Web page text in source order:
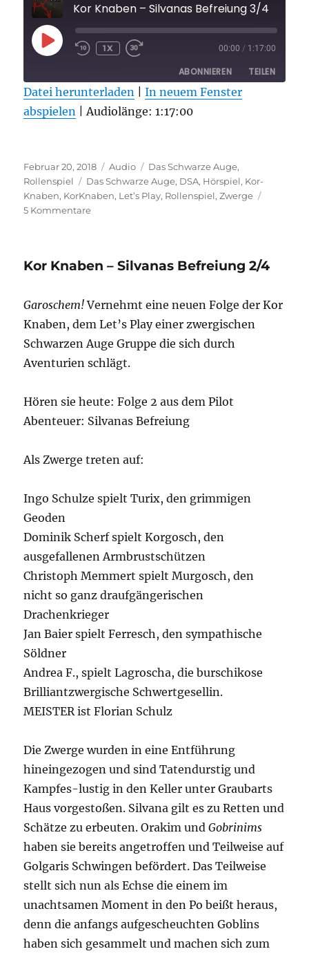
Kor Knaben – Silvanas Befreiung 3/4
PLAY
EPISODE
1X 00:00 / 1:17:00
ABONNIEREN TEILEN
RSS FEED
TEILEN
EMBED
Datei herunterladen |In neuem Fenster
abspielen |Audiolänge: 1:17:00
Veröffentlicht
am
Februar 20, 2018 Format
Audio Kategorien
Das Schwarze Auge,
Rollenspiel
Schlagwörter
Das Schwarze Auge, DSA, Hörspiel, Kor-
Knaben, KorKnaben, Let’s Play, Rollenspiel,Zwerge
5 Kommentarezu
Silvanas
Kor Knaben – Silvanas Befreiung 2/4
Garoschem!Vernehmt eine neuen Folge der Kor
Knaben, dem Let’s Play einer zwergischen
Schwarzen Auge Gruppe die sich durch
Aventurien schlägt.
Hören sie heute: Folge 2 aus dem Pilot
Abenteuer: Silvanas Befreiung
Als Zwerge treten auf:
Ingo Schulze spielt Turix, den grimmigen
Geoden
Dominik Scherf spielt Korgosch, den
ausgefallenen Armbrustschützen
Christoph Memmert spielt Murgosch, den
nicht so ganz draufgängerischen
Drachenkrieger
Jan Baier spielt Ferresch, den sympathische
Söldner
Andrea F., spielt Lagroscha, die burschikose
Brilliantzwergische Schwertgesellin.
MEISTER ist Florian Schulz
Die Zwerge wurden in eine Entführung
hineingezogen und sind Tatendurstig und
Kampfes-lustig in den Keller unter Graubarts
Haus vorgestoßen. Silvana gilt es zu Retten und
Schätze zu erbeuten. Orakim undGobrinims
haben sie bereits angetroffen und Teilweise auf
Golgaris Schwingen befördert. Das Teilweise
stellt sich nun als Echse die einem im
unachtsamen Moment in den Po beißt heraus,
denn die anfangs aufgescheuchten Goblins
haben sich gesammelt und machen sich zum